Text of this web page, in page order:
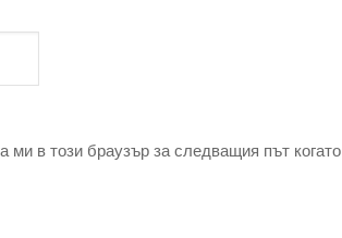
ми в този браузър за следващия път когато